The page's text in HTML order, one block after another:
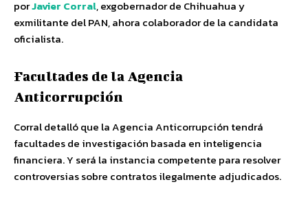
porJavier Corral, exgobernador de Chihuahua y
exmilitante del PAN, ahora colaborador de la candidata
oficialista.
Facultades de la Agencia
Anticorrupción
Corral detalló que la Agencia Anticorrupción tendrá
facultades de investigación basada en inteligencia
financiera. Y será la instancia competente para resolver
controversias sobre contratos ilegalmente adjudicados.